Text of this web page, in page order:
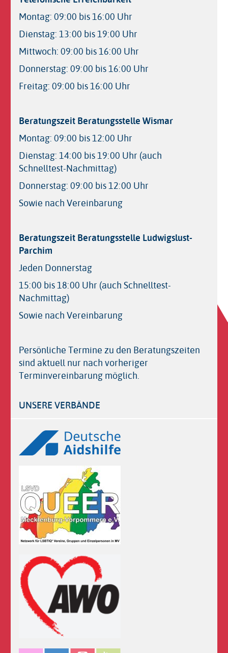
Montag: 09:00 bis 16:00 Uhr
Dienstag: 13:00 bis 19:00 Uhr
Mittwoch: 09:00 bis 16:00 Uhr
Donnerstag: 09:00 bis 16:00 Uhr
Freitag: 09:00 bis 16:00 Uhr
Beratungszeit Beratungsstelle Wismar
Montag: 09:00 bis 12:00 Uhr
Dienstag: 14:00 bis 19:00 Uhr (auch
Schnelltest-Nachmittag)
Donnerstag: 09:00 bis 12:00 Uhr
Sowie nach Vereinbarung
Beratungszeit Beratungsstelle Ludwigslust-
Parchim
Jeden Donnerstag
15:00 bis 18:00 Uhr (auch Schnelltest-
Nachmittag)
Sowie nach Vereinbarung
Persönliche Termine zu den Beratungszeiten
sind aktuell nur nach vorheriger
Terminvereinbarung möglich.
UNSERE VERBÄNDE
Logos